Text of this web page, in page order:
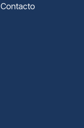
Contacto